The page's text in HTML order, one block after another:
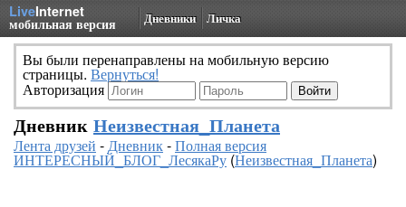
LiveInternet
мобильная версия Дневники Личка
Вы были перенаправлены на мобильную версию
страницы. Вернуться!
Авторизация
Дневник Неизвестная_Планета
Лента друзей -Дневник-Полная версия
ИНТЕРЕСНЫЙ_БЛОГ_ЛесякаРу(Неизвестная_Планета)